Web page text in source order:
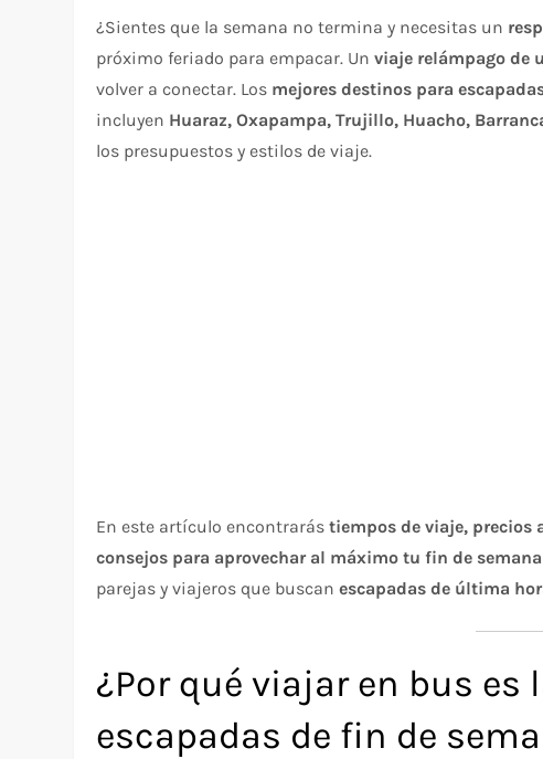
¿Sientes que la semana no termina y necesitas un
próximo feriado para empacar. Unviaje relámpago de
volver a conectar. Los mejores destinos para
incluyen Huaraz, Oxapampa, Trujillo, Huacho,
los presupuestos y estilos de viaje.
En este artículo encontrarástiempos de viaje, precios
consejos para aprovechar al máximo tu fin de semana
parejas y viajeros que buscanescapadas de última
¿Por qué viajar en bus
escapadas de fin de